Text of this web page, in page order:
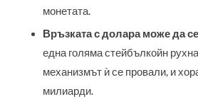
монетата.
Връзката с долара може да
една голяма стейбълкойн
механизмът ѝ се провали, и
милиарди.